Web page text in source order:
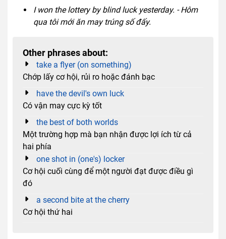
I won the lottery by blind luck yesterday. - Hôm
qua tôi mới ăn may trúng số đấy.
Other phrases about:
take a flyer (on something)
Chớp lấy cơ hội, rủi ro hoặc đánh bạc
have the devil's own luck
Có vận may cực kỳ tốt
the best of both worlds
Một trường hợp mà bạn nhận được lợi ích từ cả
hai phía
one shot in (one's) locker
Cơ hội cuối cùng để một người đạt được điều gì
đó
a second bite at the cherry
Cơ hội thứ hai